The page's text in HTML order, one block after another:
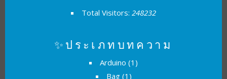
Total Visitors: 248232
✨ประเภทบทความ
Arduino (1)
Bag(1)